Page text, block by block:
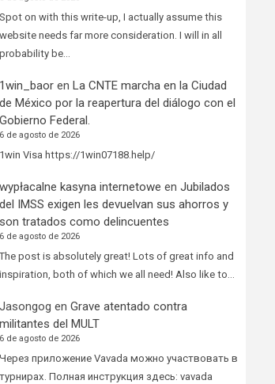
Spot on with this write-up, I actually assume this
website needs far more consideration. I will in all
probability be…
1win_baoren La CNTE marcha en la Ciudad
de México por la reapertura del diálogo con el
Gobierno Federal.
6 de agosto de 2026
1win Visa https://1win07188.help/
wypłacalne kasyna internetowe en Jubilados
del IMSS exigen les devuelvan sus ahorros y
son tratados como delincuentes
6 de agosto de 2026
post is absolutely great! Lots of great info and
inspiration, both of which we all need! Also like to…
Jasongog en Grave atentado contra
militantes del MULT
6 de agosto de 2026
Через приложение Vavada можно участвовать в
турнирах. Полная инструкция здесь: vavada